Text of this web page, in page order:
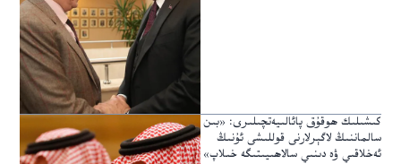
كىشىلىك ھوقۇق پائالىيەتچىلىرى: «بىن
سالماننىڭ لاگېرلارنى قوللىشى ئۇنىڭ
ئەخلاقىي ۋە دىنىي سالاھىيىتىگە خىلاپ»